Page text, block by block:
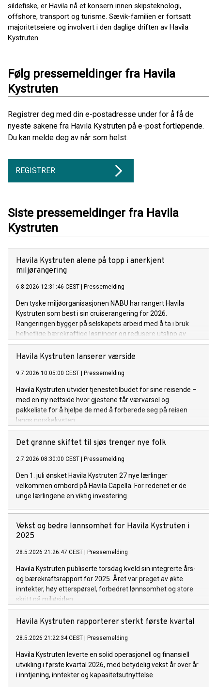
sildefiske, er Havila nå et konsern innen skipsteknologi,
offshore, transport og turisme. Sævik-familien er fortsatt
majoritetseiere og involvert i den daglige driften av Havila
Kystruten.
Følg pressemeldinger fra Havila
Kystruten
Registrer deg med din e-postadresse under for å få de
nyeste sakene fra Havila Kystruten på e-post fortløpende.
Du kan melde deg av når som helst.
REGISTRER
Siste pressemeldinger fra Havila
Kystruten
Havila Kystruten alene på topp i anerkjent
miljørangering
6.8.2026 12:31:46 CEST Pressemelding
Den tyske miljøorganisasjonen NABU har rangert Havila
Kystruten som best i sin cruiserangering for 2026.
Rangeringen bygger på selskapets arbeid med å ta i bruk
helhetlige bærekraftige løsninger og redusere utslipp av
klimagasser og luftforurensning langs norskekysten. Som i
fjor setter det norskeide rederiet standarden for
Havila Kystruten lanserer værside
9.7.2026 10:05:00 CEST Pressemelding
Havila Kystruten utvider tjenestetilbudet for sine reisende –
med en ny nettside hvor gjestene får værvarsel og
pakkeliste for å hjelpe de med å forberede seg på reisen
langs norskekysten.
Det grønne skiftet til sjøs trenger nye folk
2.7.2026 08:30:00 CEST Pressemelding
Den 1. juli ønsket Havila Kystruten 27 nye lærlinger
velkommen ombord på Havila Capella. For rederiet er de
unge lærlingene en viktig investering.
Vekst og bedre lønnsomhet for Havila Kystruten i
2025
28.5.2026 21:26:47 CEST Pressemelding
Havila Kystruten publiserte torsdag kveld sin integrerte års-
og bærekraftsrapport for 2025. Året var preget av økte
inntekter, høy etterspørsel, forbedret lønnsomhet og store
skritt på miljøsiden.
Havila Kystruten rapporterer sterkt første kvartal
28.5.2026 21:22:34 CEST Pressemelding
Havila Kystruten leverte en solid operasjonell og finansiell
utvikling i første kvartal 2026, med betydelig vekst år over år
i inntjening, inntekter og kapasitetsutnyttelse.